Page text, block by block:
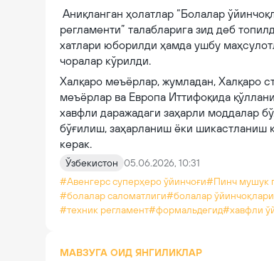
Аниқланган ҳолатлар “Болалар
регламенти” талабларига зид деб
хатлари юборилди ҳамда ушбу
чоралар кўрилди.
Халқаро меъёрлар, жумладан, Халқаро
меъёрлар ва Европа Иттифоқида
хавфли даражадаги заҳарли моддалар
бўғилиш, заҳарланиш ёки шикастланиш
керак.
Ўзбекистон 05.06.2026, 10:31
#Авенгерс суперҳеро ўйинчоғи#Пинч мушук
#болалар саломатлиги#болалар ўйинчоқлари
#техник регламент#формальдегид#хавфли
МАВЗУГА ОИД ЯНГИЛИКЛАР